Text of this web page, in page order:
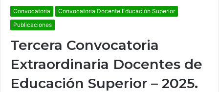
Convocatoria
Convocatoria Docente Educación Superior
Publicaciones
Tercera Convocatoria
Extraordinaria Docentes de
Educación Superior – 2025.